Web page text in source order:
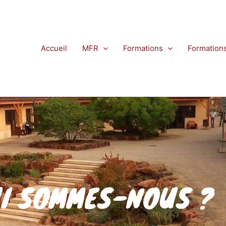
Accueil
MFR Formations
SOMMES-NOUS ?